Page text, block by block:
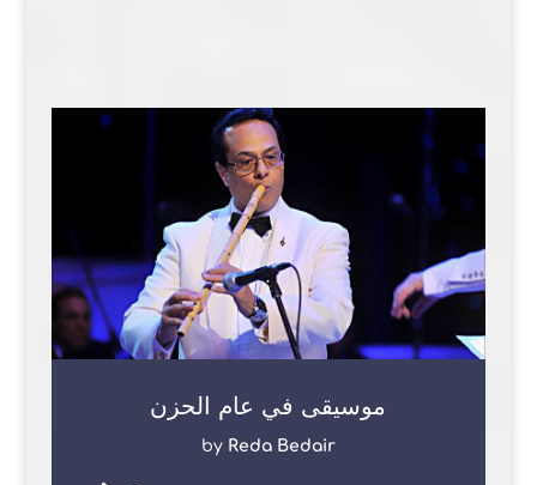
موسيقى في عام الحزن
by Reda Bedair